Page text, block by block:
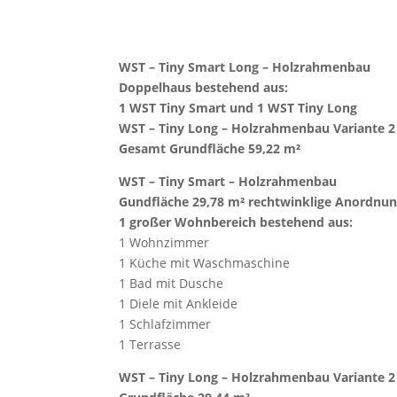
WST – Tiny Smart Long – Holzrahmenbau
Doppelhaus bestehend aus:
1 WST Tiny Smart und 1 WST Tiny Long
WST – Tiny Long – Holzrahmenbau Variante 2
Gesamt Grundfläche 59,22 m²
WST – Tiny Smart – Holzrahmenbau
Gundfläche 29,78 m² rechtwinklige
1 großer Wohnbereich bestehend aus:
1 Wohnzimmer
1 Küche mit Waschmaschine
1 Bad mit Dusche
1 Diele mit Ankleide
1 Schlafzimmer
1 Terrasse
WST – Tiny Long – Holzrahmenbau Variante 2